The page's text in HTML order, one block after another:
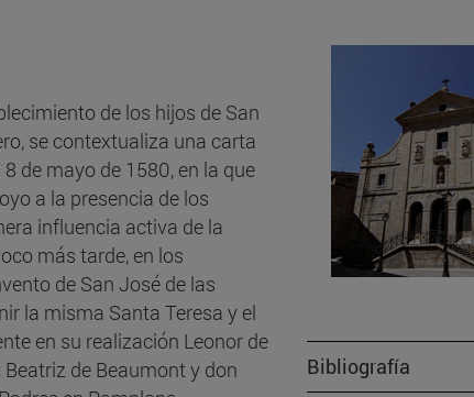
de los hijos de San
se contextualiza una carta
de mayo de 1580, en la que
a la presencia de los
influencia activa de la
más tarde, en los
de San José de las
la misma Santa Teresa y el
en su realización Leonor de
de Beaumont y don
Bibliografía